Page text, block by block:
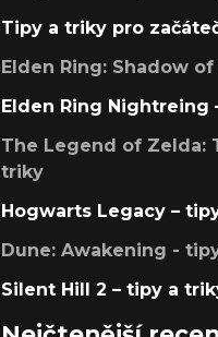
Tipy a triky pro
Elden Ring: Shadow
Elden Ring Nightreing
The Legend of Zelda:
triky
Hogwarts Legacy –
Dune: Awakening -
Silent Hill 2 – tipy a